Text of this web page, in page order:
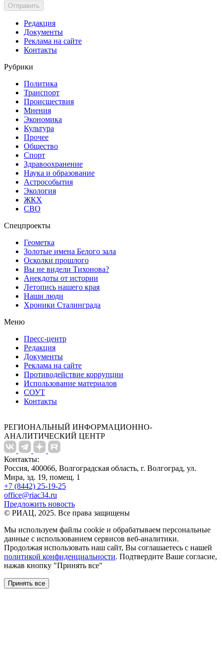
Отправить
Редакция
Документы
Реклама на сайте
Контакты
Рубрики
Политика
Транспорт
Происшествия
Мнения
Экономика
Культура
Прочее
Общество
Спорт
Здравоохранение
Наука и образование
Астрособытия
Экология
ЖКХ
СВО
Спецпроекты
Геометка
Золотые имена Белого зала
Осколки прошлого
Вы не видели Тихонова?
Анекдоты от истории
Летопись нашего края
Наши люди
Хроники Сталинграда
Меню
Пресс-центр
Редакция
Документы
Реклама на сайте
Противодействие коррупции
Использование материалов
СОУТ
Контакты
РЕГИОНАЛЬНЫЙ ИНФОРМАЦИОННО-
АНАЛИТИЧЕСКИЙ ЦЕНТР
Контакты:
Россия, 400066, Волгоградская область, г. Волгоград, ул.
Мира, зд. 19, помещ. 1
+7 (8442) 25-19-25
office@riac34.ru
Предложить новость
© РИАЦ, 2025. Все права защищены
Мы используем файлы сookie и обрабатываем персональные
данные с использованием сервисов веб-аналитики.
Продолжая использовать наш сайт, Вы соглашаетесь с нашей
политикой конфиденциальности. Подтвердите Ваше согласие,
нажав кнопку "Принять все"
Принять все